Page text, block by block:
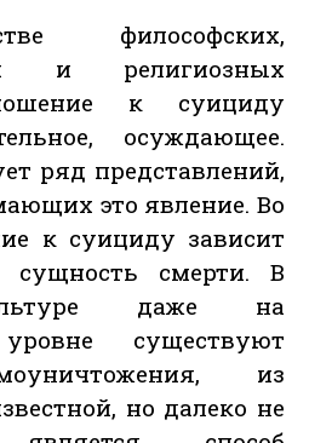
философских,
и религиозных
к суициду
осуждающее.
ряд представлений,
это явление. Во
к суициду зависит
сущность смерти. В
даже на
существуют
из
но далеко не